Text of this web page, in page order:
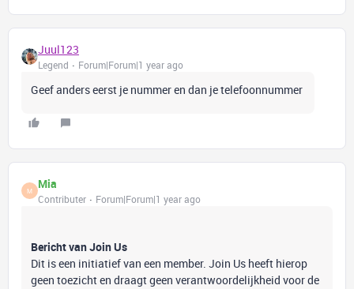
Juul123
Legend Forum|Forum|1 year ago
Geef anders eerst je nummer en dan je telefoonnummer
M Mia
Contributer Forum|Forum|1 year ago
Bericht van Join Us
Dit is een initiatief van een member. Join Us heeft hierop
geen toezicht en draagt geen verantwoordelijkheid voor de